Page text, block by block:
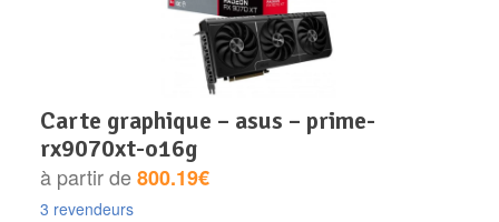
carte graphique – asus – prime-
rx9070xt-o16g
à partir de800.19€
3 revendeurs